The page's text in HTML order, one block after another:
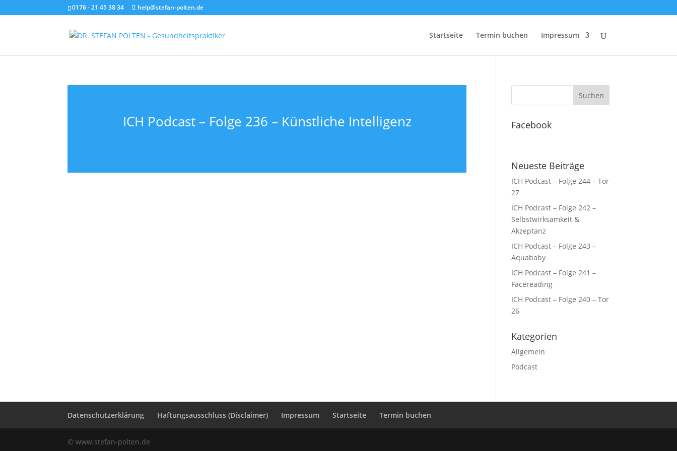
0176 - 21 45 38 34 help@stefan-polten.de
Startseite Termin buchen Impressum
ICH Podcast – Folge 236 – Künstliche Intelligenz Facebook
Neueste Beiträge
ICH Podcast – Folge 244 – Tor
27
ICH Podcast – Folge 242 –
Selbstwirksamkeit &
Akzeptanz
ICH Podcast – Folge 243 –
Aquababy
ICH Podcast – Folge 241 –
Facereading
ICH Podcast – Folge 240 – Tor
26
Kategorien
Allgemein
Podcast
Datenschutzerklärung Haftungsausschluss (Disclaimer) Impressum Startseite Termin buchen
© www.stefan-polten.de